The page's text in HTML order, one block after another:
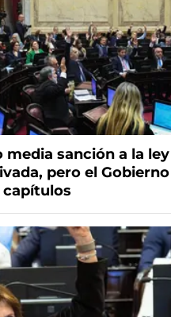
media sanción a la
pero el
capítulos